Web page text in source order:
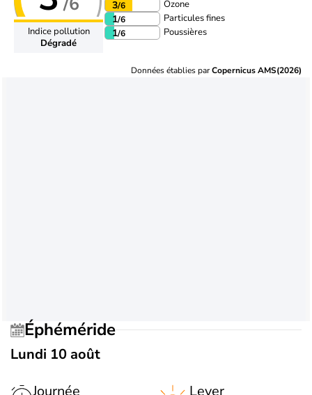
Indice pollution
Dégradé
3/6 Ozone
1/6 Particules fines
1/6 Poussières
Données établies parCopernicus AMS(2026)
Éphéméride
Lundi 10 août
Journée
Lever